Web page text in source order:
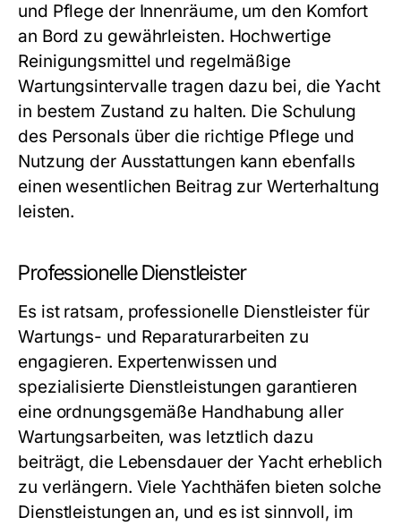
und Pflege der Innenräume, um den Komfort
an Bord zu gewährleisten. Hochwertige
Reinigungsmittel und regelmäßige
Wartungsintervalle tragen dazu bei, die Yacht
in bestem Zustand zu halten. Die Schulung
des Personals über die richtige Pflege und
Nutzung der Ausstattungen kann ebenfalls
einen wesentlichen Beitrag zur Werterhaltung
leisten.
Professionelle Dienstleister
Es ist ratsam, professionelle Dienstleister für
Wartungs- und Reparaturarbeiten zu
engagieren. Expertenwissen und
spezialisierte Dienstleistungen garantieren
eine ordnungsgemäße Handhabung aller
Wartungsarbeiten, was letztlich dazu
beiträgt, die Lebensdauer der Yacht erheblich
zu verlängern. Viele Yachthäfen bieten solche
Dienstleistungen an, und es ist sinnvoll, im